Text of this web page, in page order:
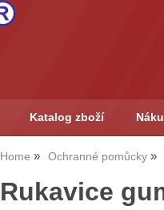
Katalog zboží
Home Ochranné pomůcky
Rukavice